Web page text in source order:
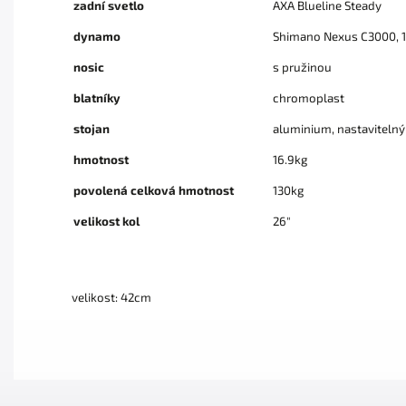
zadní svetlo AXA Blueline Steady
dynamo Shimano Nexus C3000,
nosic s pružinou
blatníky chromoplast
stojan aluminium, nastavitelný
hmotnost 16.9kg
povolená celková hmotnost 130kg
velikost kol 26"
velikost: 42cm